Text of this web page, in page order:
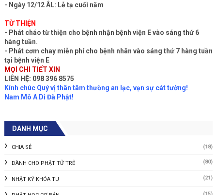
- Ngày 12/12 ÂL: Lễ tạ cuối năm
TỪ THIỆN
- Phát cháo từ thiện cho bệnh nhận bệnh viện E vào sáng thứ 6
hàng tuần.
- Phát cơm chay miễn phí cho bệnh nhân vào sáng thứ 7 hàng tuần
tại bệnh viện E
MỌI CHI TIẾT XIN
LIÊN HỆ: 098 396 8575
Kính chúc Quý vị thân tâm thường an lạc, vạn sự cát tường!
Nam Mô A Di Đà Phật!
DANH MỤC
CHIA SẺ (18)
DÀNH CHO PHẬT TỬ TRẺ (80)
NHẬT KÝ KHÓA TU (21)
(15)